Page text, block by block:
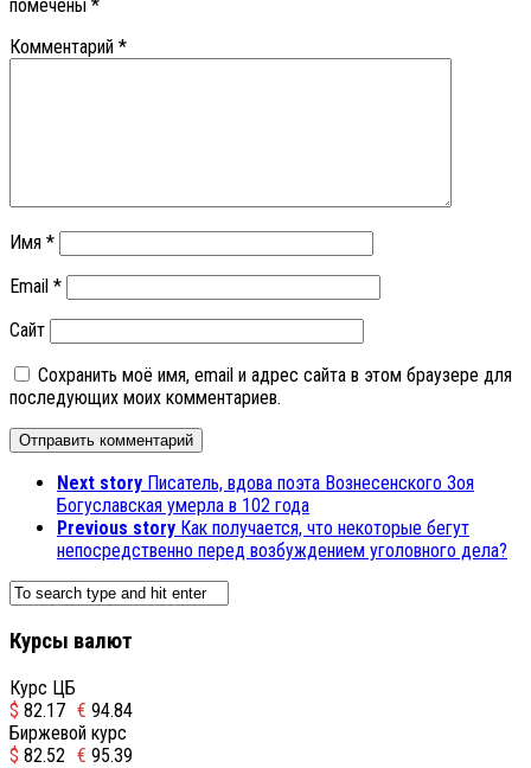
помечены *
Комментарий *
Имя *
Email *
Сайт
Сохранить моё имя, email и адрес сайта в этом браузере для
последующих моих комментариев.
Next story Писатель, вдова поэта Вознесенского Зоя
Богуславская умерла в 102 года
Previous story Как получается, что некоторые бегут
непосредственно перед возбуждением уголовного дела?
Курсы валют
Курс ЦБ
$ 82.17 € 94.84
Биржевой курс
$ 82.52 € 95.39